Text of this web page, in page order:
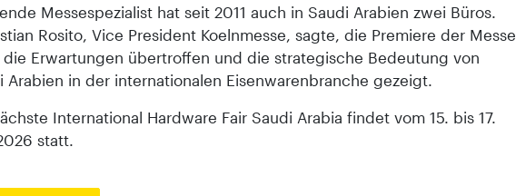
Messespezialist hat seit 2011 auch in Saudi Arabien zwei Büros.
Rosito, Vice President Koelnmesse, sagte, die Premiere der Messe
die Erwartungen übertroffen und die strategische Bedeutung von
Arabien in der internationalen Eisenwarenbranche gezeigt.
International Hardware Fair Saudi Arabia findet vom 15. bis 17.
statt.